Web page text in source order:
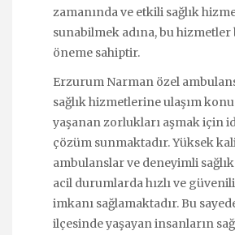
zamanında ve etkili sağlık
sunabilmek adına, bu
öneme sahiptir.
Erzurum Narman özel
sağlık hizmetlerine ulaşım
yaşanan zorlukları aşmak için
çözüm sunmaktadır. Yüksek
ambulanslar ve deneyimli
acil durumlarda hızlı ve
imkanı sağlamaktadır. Bu
ilçesinde yaşayan insanların